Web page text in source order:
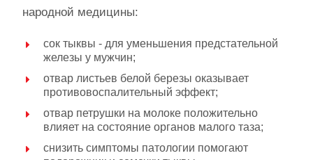
народной медицины:
сок тыквы - для уменьшения предстательной
железы у мужчин;
отвар листьев белой березы оказывает
противовоспалительный эффект;
отвар петрушки на молоке положительно
влияет на состояние органов малого таза;
снизить симптомы патологии помогают